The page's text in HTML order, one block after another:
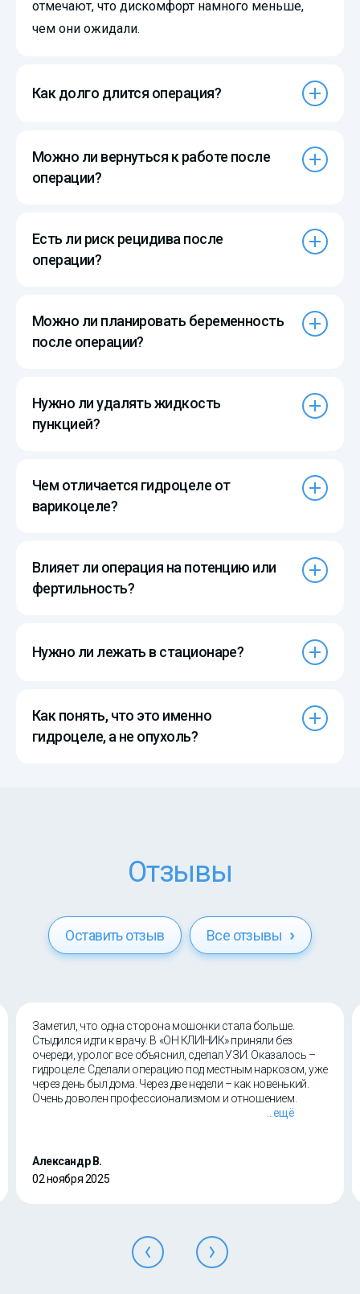
отмечают, что дискомфорт намного меньше,
чем они ожидали.
Как долго длится операция?
Можно ли вернуться к работе после
операции?
Есть ли риск рецидива после
операции?
Можно ли планировать беременность
после операции?
Нужно ли удалять жидкость
пункцией?
Чем отличается гидроцеле от
варикоцеле?
Влияет ли операция на потенцию или
фертильность?
Нужно ли лежать в стационаре?
Как понять, что это именно
гидроцеле, а не опухоль?
Отзывы
Оставить отзыв Все отзывы
Заметил, что одна сторона мошонки стала больше.
Стыдился идти к врачу. В «ОН КЛИНИК» приняли без
очереди, уролог все объяснил, сделал УЗИ. Оказалось –
гидроцеле. Сделали операцию под местным наркозом, уже
через день был дома. Через две недели – как новенький.
Очень доволен профессионализмом и отношением.
...ещё
Александр В.
02 ноября 2025